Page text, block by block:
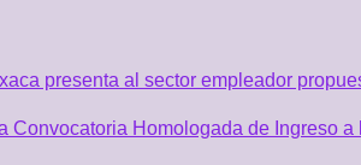
presenta al sector empleador
Convocatoria Homologada de Ingreso